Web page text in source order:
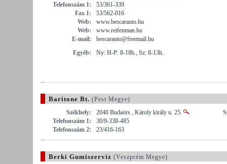
Telefonszám 1:
53/361-339
Fax 1:
53/562-016
Web:
www.bescarauto.hu
Web:
www.reifenman.hu
E-mail:
bescarauto@freemail.hu
Egyéb:
Ny: H-P: 8-18h., Sz: 8-13h.
Baritone Bt. (Pest Megye)
Székhely:
2040 Budaörs , Károly király u. 25.
Telefonszám 1:
30/9-338-485
Telefonszám 2:
23/416-163
Berki Gumiszervíz (Veszprém Megye)